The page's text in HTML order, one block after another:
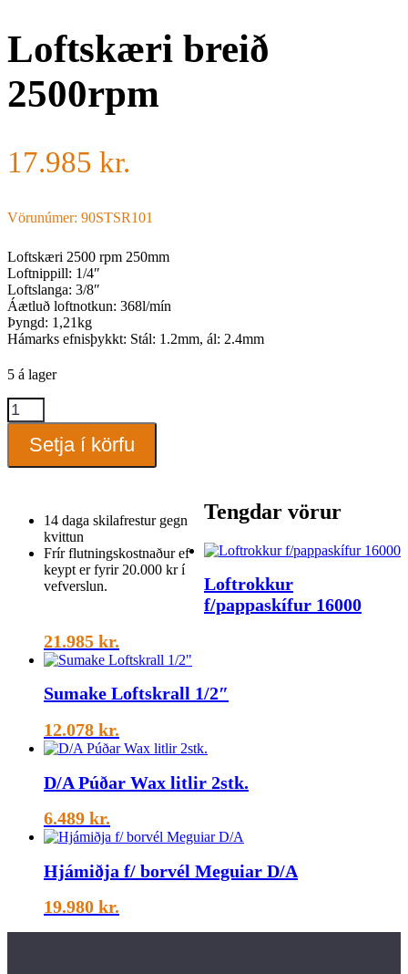
Loftskæri breið
2500rpm
17.985 kr.
Vörunúmer: 90STSR101
Loftskæri 2500 rpm 250mm
Loftnippill: 1/4″
Loftslanga: 3/8″
Áætluð loftnotkun: 368l/mín
Þyngd: 1,21kg
Hámarks efnisþykkt: Stál: 1.2mm, ál: 2.4mm
5 á lager
Loftskæri
breið
2500rpm
quantity
Setja í körfu
14 daga skilafrestur gegn
kvittun
Frír flutningskostnaður ef
keypt er fyrir 20.000 kr í
vefverslun.
Tengdar vörur
Loftrokkur
f/pappaskífur 16000
21.985 kr.
Sumake Loftskrall 1/2″
12.078 kr.
D/A Púðar Wax litlir 2stk.
6.489 kr.
Hjámiðja f/ borvél Meguiar D/A
19.980 kr.